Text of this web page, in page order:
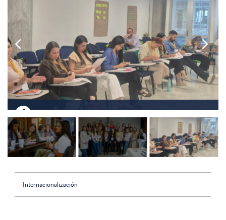

 
Internacionalización